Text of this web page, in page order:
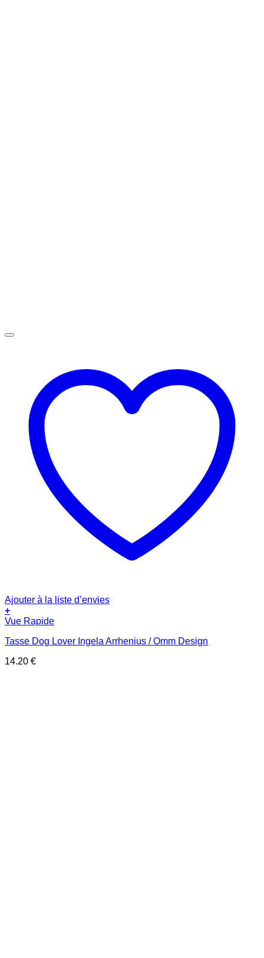
Ajouter à la liste d’envies
+
Vue Rapide
Tasse Dog Lover Ingela Arrhenius / Omm Design
14.20 €